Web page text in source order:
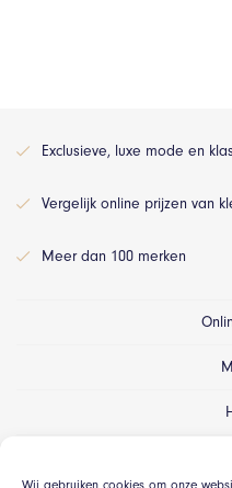
Wij gebruiken cookies om onze
Exclusieve, luxe mode en
Vergelijk online prijzen van
Meer dan 100 merken